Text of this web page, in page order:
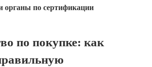
органы по сертификации
по покупке: как